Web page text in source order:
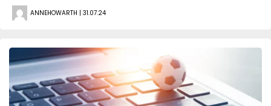
ANNEHOWARTH | 31.07.24